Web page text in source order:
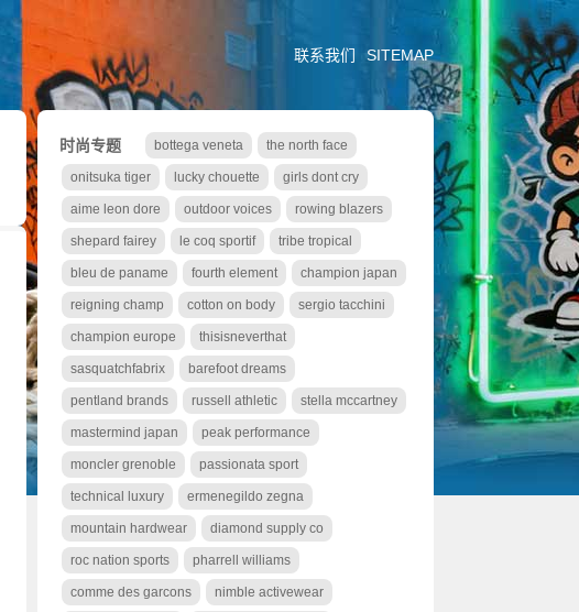
联系我们 SITEMAP
时尚专题 bottega veneta the north face
onitsuka tiger lucky chouette girls dont cry
aime leon dore outdoor voices rowing blazers
shepard fairey le coq sportif tribe tropical
bleu de paname fourth element champion japan
reigning champ cotton on body sergio tacchini
champion europe thisisneverthat
sasquatchfabrix barefoot dreams
pentland brands russell athletic stella mccartney
mastermind japan peak performance
moncler grenoble passionata sport
technical luxury ermenegildo zegna
mountain hardwear diamond supply co
roc nation sports pharrell williams
comme des garcons nimble activewear